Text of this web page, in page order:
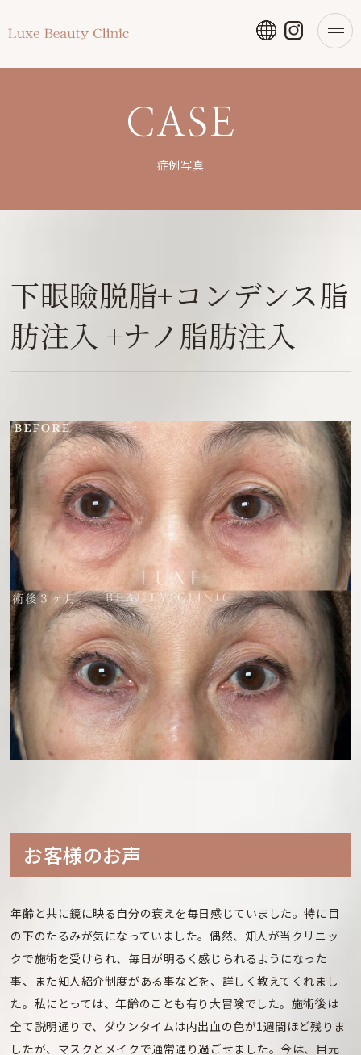
CASE
症例写真
下眼瞼脱脂+コンデンス脂
肪注入 +ナノ脂肪注入
お客様のお声
年齢と共に鏡に映る自分の衰えを毎日感じていました。特に目
の下のたるみが気になっていました。偶然、知人が当クリニッ
クで施術を受けられ、毎日が明るく感じられるようになった
事、また知人紹介制度がある事などを、詳しく教えてくれまし
た。私にとっては、年齢のことも有り大冒険でした。施術後は
全て説明通りで、ダウンタイムは内出血の色が1週間ほど残りま
したが、マスクとメイクで通常通り過ごせました。今は、目元